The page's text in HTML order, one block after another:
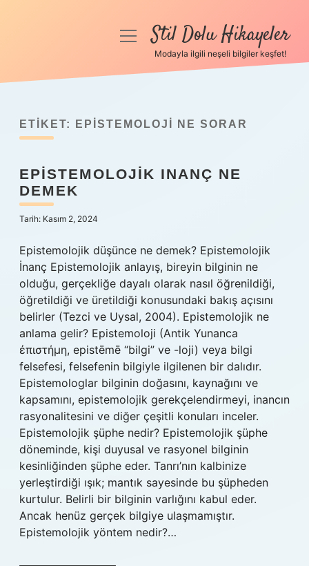
Anasayfa
Yasal Uyarı
Hakkımızda
menüyüStil Dolu Hikayeler
Modayla ilgili neşeli bilgiler keşfet!
ETIKET: EPISTEMOLOJI NE SORAR
EPISTEMOLOJIK INANÇ NE
DEMEK
Tarih: Kasım 2, 2024
Epistemolojik düşünce ne demek? Epistemolojik
İnanç Epistemolojik anlayış, bireyin bilginin ne
olduğu, gerçekliğe dayalı olarak nasıl öğrenildiği,
öğretildiği ve üretildiği konusundaki bakış açısını
belirler (Tezci ve Uysal, 2004). Epistemolojik ne
anlama gelir? Epistemoloji (Antik Yunanca
ἐπιστήμη, epistēmē “bilgi” ve -loji) veya bilgi
felsefesi, felsefenin bilgiyle ilgilenen bir dalıdır.
Epistemologlar bilginin doğasını, kaynağını ve
kapsamını, epistemolojik gerekçelendirmeyi, inancın
rasyonalitesini ve diğer çeşitli konuları inceler.
Epistemolojik şüphe nedir? Epistemolojik şüphe
döneminde, kişi duyusal ve rasyonel bilginin
kesinliğinden şüphe eder. Tanrı’nın kalbinize
yerleştirdiği ışık; mantık sayesinde bu şüpheden
kurtulur. Belirli bir bilginin varlığını kabul eder.
Ancak henüz gerçek bilgiye ulaşmamıştır.
Epistemolojik yöntem nedir?…